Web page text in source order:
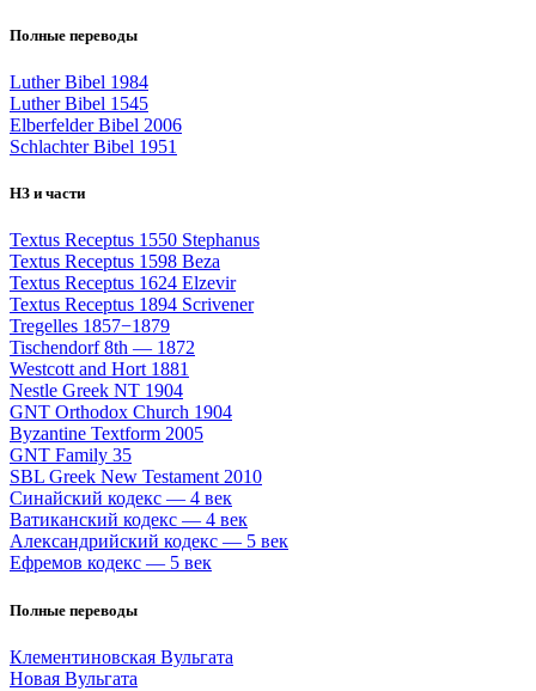
Полные переводы
Luther Bibel 1984
Luther Bibel 1545
Elberfelder Bibel 2006
Schlachter Bibel 1951
НЗ и части
Textus Receptus 1550 Stephanus
Textus Receptus 1598 Beza
Textus Receptus 1624 Elzevir
Textus Receptus 1894 Scrivener
Tregelles 1857−1879
Tischendorf 8th — 1872
Westcott and Hort 1881
Nestle Greek NT 1904
GNT Orthodox Church 1904
Byzantine Textform 2005
GNT Family 35
SBL Greek New Testament 2010
Синайский кодекс — 4 век
Ватиканский кодекс — 4 век
Александрийский кодекс — 5 век
Ефремов кодекс — 5 век
Полные переводы
Клементиновская Вульгата
Новая Вульгата